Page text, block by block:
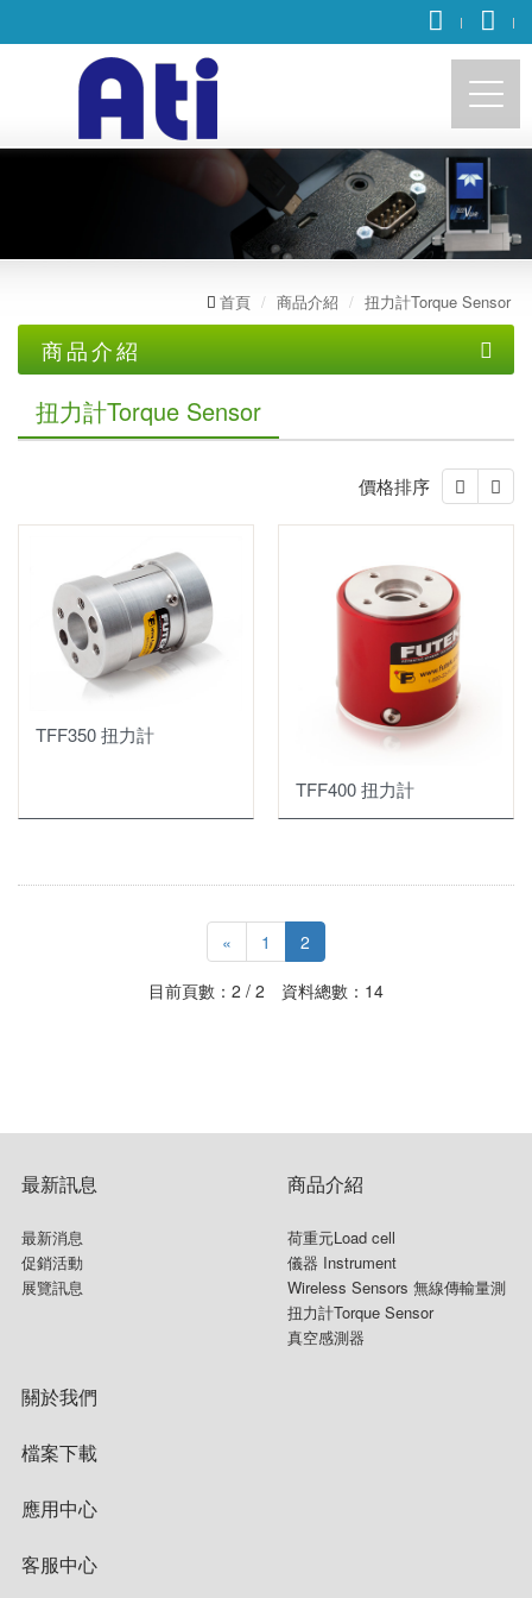
https://accusystech.com
首頁 商品介紹 扭力計Torque Sensor
商品介紹
荷重元Load cell
微型荷重元
輪輻式荷重元
S型荷重元
軸向拉壓力感測器
圓柱型荷重元
中空型荷重元
醫療生技用荷重元
扭力計Torque Sensor
真空感測器
HVG-2020A真空感測器
HPM 4/5/6手持式真空計
HPM-2002 Series
DV-6 Series
DAVC 真空量測模組
THCD-100 顯示器
DVT 數位顯示器
VT 指針式顯示器
HVG-2020B 真空感測器
DV-5 Series
質量式氣體流量計
HFM-200 系列氣體流量計/控制器
Digital 300 系列低流量
流量顯示器
大氣數據測試器ADTS
壓力感測器
應變計耗材
壓力校正器/壓力控制器
顯示器及信號放大器
Wireless Sensors 無線傳輸量測
扭力計Torque Sensor
價格排序
TFF350 扭力計
TFF400 扭力計
« 1 2
目前頁數：2 / 2 資料總數：14
最新訊息
最新消息
促銷活動
展覽訊息
商品介紹
荷重元Load cell
儀器 Instrument
Wireless Sensors 無線傳輸量測
扭力計Torque Sensor
真空感測器
關於我們
檔案下載
應用中心
客服中心